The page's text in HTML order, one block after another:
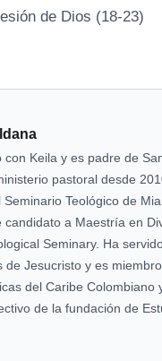
de Dios (18-23)
con Keila y es padre de
pastoral desde
Seminario Teológico de
candidato a Maestría en
Seminary. Ha
de Jesucristo y es
del Caribe Colombiano
de la fundación de